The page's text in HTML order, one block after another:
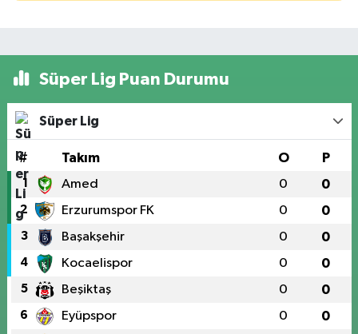
Süper Lig Puan Durumu
Süper Lig
# Takım O P
1 Amed 0 0
2 Erzurumspor FK 0 0
3 Başakşehir 0 0
4 Kocaelispor 0 0
5 Beşiktaş 0 0
6 Eyüpspor 0 0